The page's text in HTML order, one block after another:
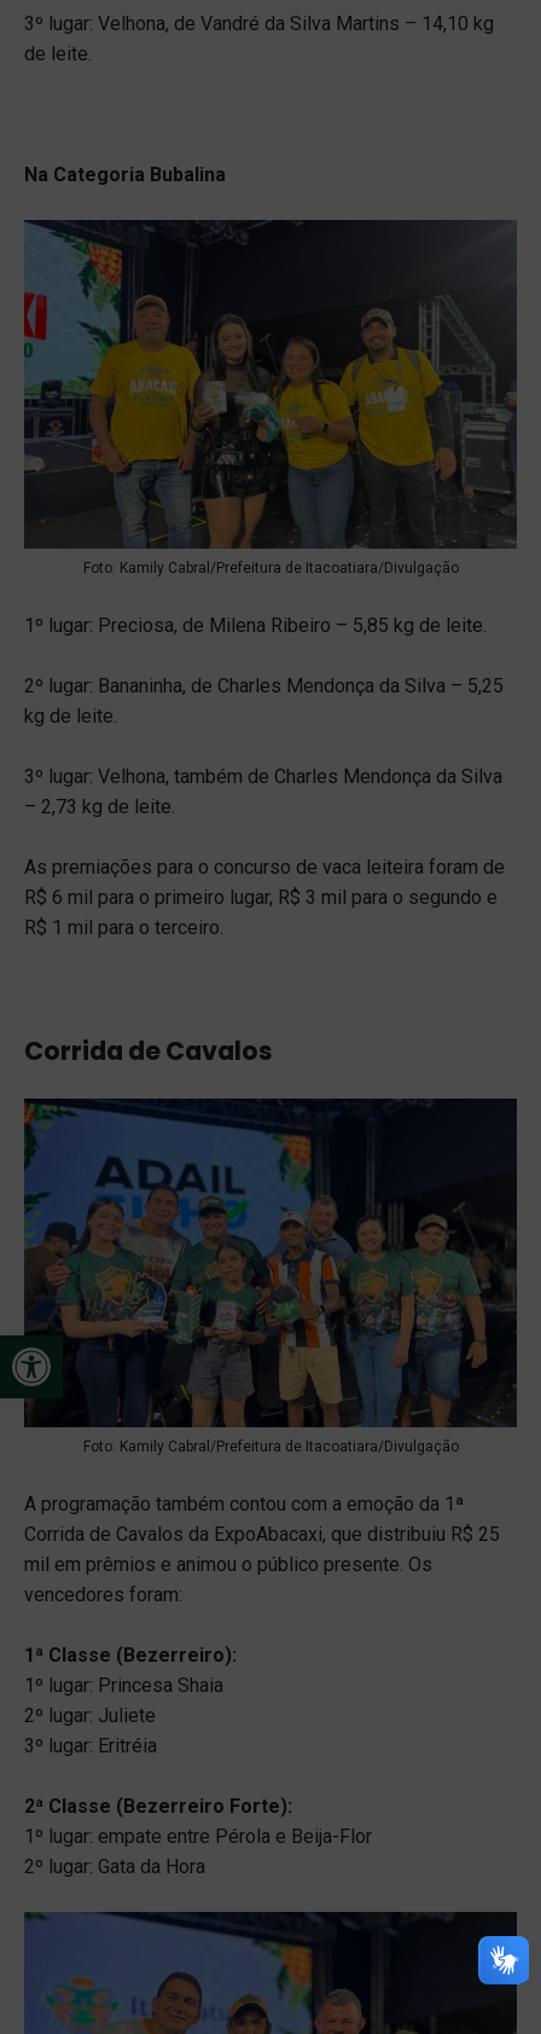
Open toolbar
3º lugar: Velhona, de Vandré da Silva Martins – 14,10 kg
de leite.
Na Categoria Bubalina
Foto: Kamily Cabral/Prefeitura de Itacoatiara/Divulgação
1º lugar: Preciosa, de Milena Ribeiro – 5,85 kg de leite.
2º lugar: Bananinha, de Charles Mendonça da Silva – 5,25
kg de leite.
3º lugar: Velhona, também de Charles Mendonça da Silva
– 2,73 kg de leite.
As premiações para o concurso de vaca leiteira foram de
R$ 6 mil para o primeiro lugar, R$ 3 mil para o segundo e
R$ 1 mil para o terceiro.
Corrida de Cavalos
Foto: Kamily Cabral/Prefeitura de Itacoatiara/Divulgação
A programação também contou com a emoção da 1ª
Corrida de Cavalos da ExpoAbacaxi, que distribuiu R$ 25
mil em prêmios e animou o público presente. Os
vencedores foram:
1ª Classe (Bezerreiro):
1º lugar: Princesa Shaia
2º lugar: Juliete
3º lugar: Eritréia
2ª Classe (Bezerreiro Forte):
1º lugar: empate entre Pérola e Beija-Flor
2º lugar: Gata da Hora